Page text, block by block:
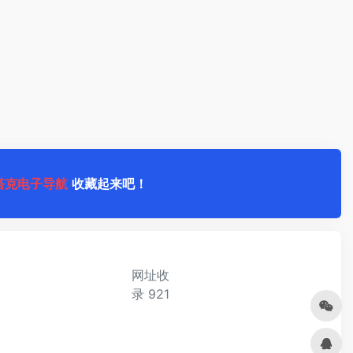
克电子导航 收藏起来吧！
网址收
录 921